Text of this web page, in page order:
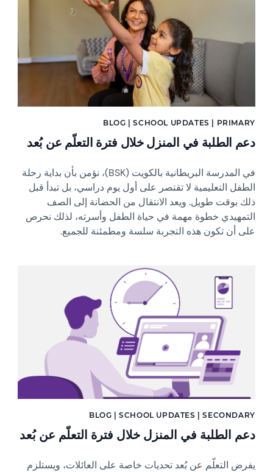
BLOG | SCHOOL UPDATES | PRIMARY
دعم الطلبة في المنزل خلال فترة التعلّم عن بُعد
في المدرسة البريطانية بالكويت (BSK)، نؤمن بأن بداية رحلة
الطفل التعليمية لا تقتصر على أول يوم دراسي، بل تبدأ قبل
ذلك بوقت طويل. ويعد الانتقال من الحضانة إلى الصف
التمهيدي خطوة مهمة في حياة الطفل وأسرته، لذلك نحرص
على أن تكون هذه التجربة سلسة ومطمئنة للجميع.
BLOG | SCHOOL UPDATES | SECONDARY
دعم الطلبة في المنزل خلال فترة التعلّم عن بُعد
يفرض التعلّم عن بُعد تحديات خاصة على العائلات، ويستلزم